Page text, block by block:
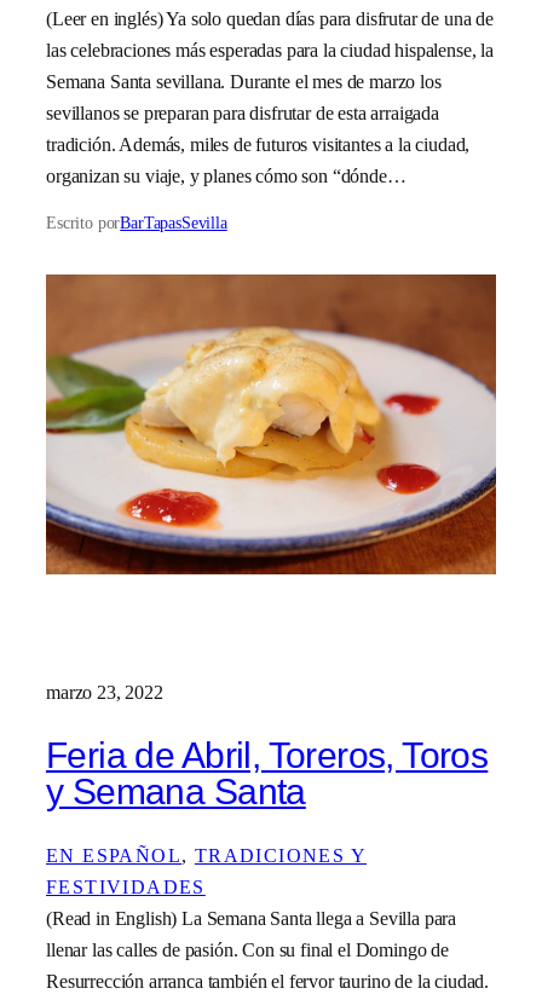
(Leer en inglés) Ya solo quedan días para disfrutar de una de
las celebraciones más esperadas para la ciudad hispalense, la
Semana Santa sevillana. Durante el mes de marzo los
sevillanos se preparan para disfrutar de esta arraigada
tradición. Además, miles de futuros visitantes a la ciudad,
organizan su viaje, y planes cómo son “dónde…
Escrito porBarTapasSevilla
marzo 23, 2022
Feria de Abril, Toreros, Toros
y Semana Santa
EN ESPAÑOL, TRADICIONES Y
FESTIVIDADES
(Read in English) La Semana Santa llega a Sevilla para
llenar las calles de pasión. Con su final el Domingo de
Resurrección arranca también el fervor taurino de la ciudad.